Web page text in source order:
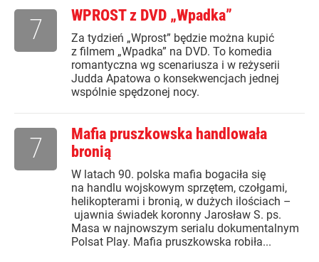
WPROST z DVD „Wpadka”
Za tydzień „Wprost” będzie można kupić
z filmem „Wpadka” na DVD. To komedia
romantyczna wg scenariusza i w reżyserii
Judda Apatowa o konsekwencjach jednej
wspólnie spędzonej nocy.
7
Mafia pruszkowska handlowała
bronią
W latach 90. polska mafia bogaciła się
na handlu wojskowym sprzętem, czołgami,
helikopterami i bronią, w dużych ilościach –
ujawnia świadek koronny Jarosław S. ps.
Masa w najnowszym serialu dokumentalnym
Polsat Play. Mafia pruszkowska robiła...
7